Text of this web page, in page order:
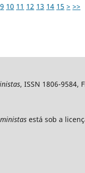
9 10 11 12 13 14 15 > >>
, ISSN 1806-9584,
está sob a